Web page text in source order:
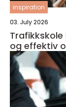
inspiration
03. July 2026
Trafikkskole i
og effektiv